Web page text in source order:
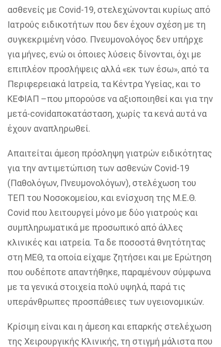
ασθενείς με Covid-19, στελεχώνονται κυρίως από
Ιατρούς ειδικοτήτων που δεν έχουν σχέση με τη
συγκεκριμένη νόσο. Πνευμονολόγος δεν υπήρχε
για μήνες, ενώ οι όποιες λύσεις δίνονται, όχι με
επιπλέον προσλήψεις αλλά «εκ των έσω», από τα
Περιφερειακά Ιατρεία, τα Κέντρα Υγείας, και το
ΚΕΦΙΑΠ –που μπορούσε να αξιοποιηθεί και για την
μετά-covidαποκατάσταση, χωρίς τα κενά αυτάνα
έχουν αναπληρωθεί.
Απαιτείται άμεση πρόσληψη γιατρών ειδικότητας
για την αντιμετώπιση των ασθενών Covid-19
(Παθολόγων, Πνευμονολόγων), στελέχωση του
ΤΕΠ του Νοσοκομείου, και ενίσχυση της Μ.Ε.Θ.
Covid που λειτουργεί μόνο με δύο γιατρούς και
συμπληρωματικά με προσωπικό από άλλες
κλινικές και ιατρεία. Τα δε ποσοστά θνητότητας
στη ΜΕΘ, τα οποία είχαμε ζητήσει και με Ερώτηση
που ουδέποτε απαντήθηκε, παραμένουν σύμφωνα
με τα γενικά στοιχεία πολύ υψηλά, παρά τις
υπεράνθρωπες προσπάθειες των υγειονομικών.
Κρίσιμη είναι και η άμεση και επαρκής στελέχωση
της Χειρουργικής Κλινικής, τη στιγμή μάλιστα που